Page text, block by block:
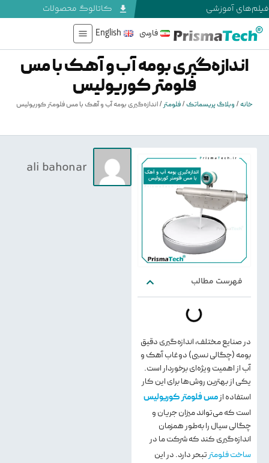
آموزشی
کاتالوگ محصولات
فارسی
English
اندازه‌گیری بومه آب و آهک با مس
فلومتر کوریولیس
خانه/وبلاگ پریسماتک/فلومتر/اندازه‌گیری بومه آب و آهک با مس فلومتر کوریولیس
فهرست مطالب
در صنایع مختلف، اندازه‌گیری دقیق
بومه (چگالی نسبی) دوغاب آهک و
آب از اهمیت ویژه‌ای برخوردار است.
یکی از بهترین روش‌ها برای این کار
استفاده ازمس فلومتر کوریولیس
است که می‌تواند میزان جریان و
چگالی سیال را به‌طور همزمان
اندازه‌گیری کند که شرکت ما در
ساخت فلومترتبحر دارد. در این
ali bahonar